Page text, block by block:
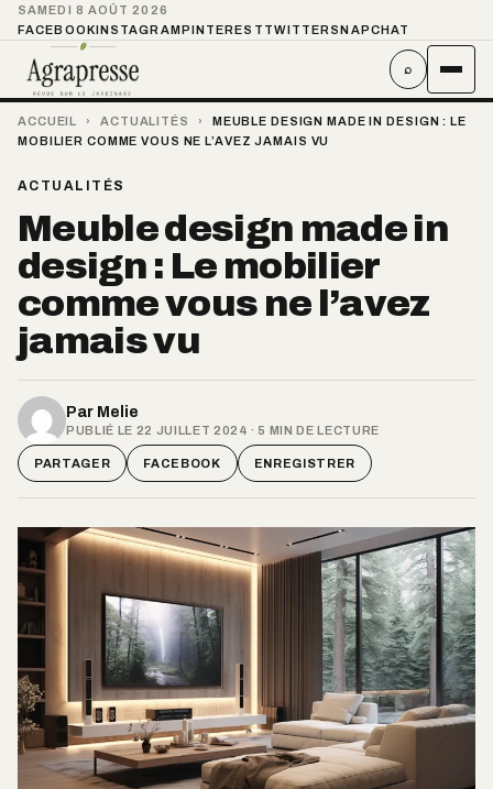
SAMEDI 8 AOÛT 2026
FACEBOOKINSTAGRAMPINTEREST TWITTER SNAPCHAT
⌕
ACCUEIL › ACTUALITÉS ›
MEUBLE DESIGN MADE IN DESIGN : LE
MOBILIER COMME VOUS NE L’AVEZ JAMAIS VU
ACTUALITÉS
Meuble design made in
design : Le mobilier
comme vous ne l’avez
jamais vu
Par Melie
PUBLIÉ LE 22 JUILLET 2024 · 5 MIN DE LECTURE
PARTAGER FACEBOOK ENREGISTRER